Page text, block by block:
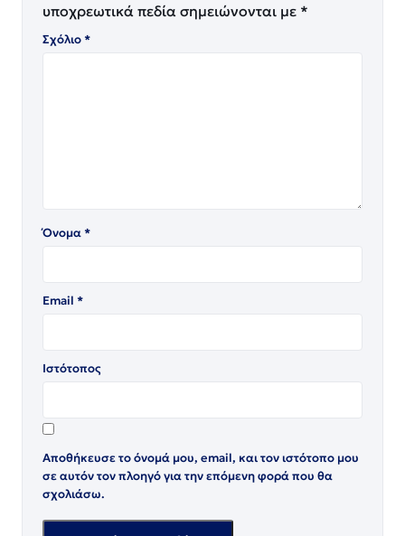
υποχρεωτικά πεδία σημειώνονται με *
Σχόλιο*
Όνομα*
Email *
Ιστότοπος
Αποθήκευσε το όνομά μου, email, και τον ιστότοπο μου
σε αυτόν τον πλοηγό για την επόμενη φορά που θα
σχολιάσω.